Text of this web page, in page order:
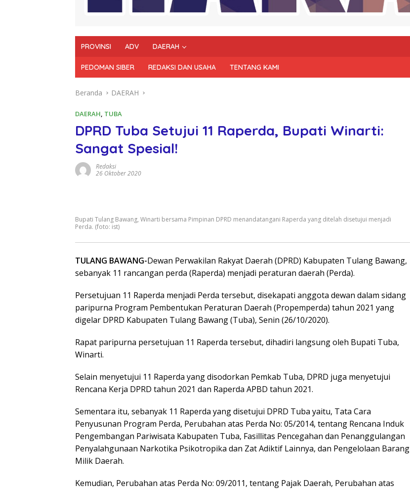
PROVINSI ADV DAERAH
PEDOMAN SIBER REDAKSI DAN USAHA TENTANG KAMI
Beranda DAERAH
DAERAH, TUBA
DPRD Tuba Setujui 11 Raperda, Bupati Winarti:
Sangat Spesial!
Redaksi
26 Oktober 2020
Bupati Tulang Bawang, Winarti bersama Pimpinan DPRD menandatangani Raperda yang ditelah disetujui menjadi
Perda. (foto: ist)
TULANG BAWANG-Dewan Perwakilan Rakyat Daerah (DPRD) Kabupaten Tulang Bawang,
sebanyak 11 rancangan perda (Raperda) menjadi peraturan daerah (Perda).
Persetujuan 11 Raperda menjadi Perda tersebut, disekapati anggota dewan dalam sidang
paripurna Program Pembentukan Peraturan Daerah (Propemperda) tahun 2021 yang
digelar DPRD Kabupaten Tulang Bawang (Tuba), Senin (26/10/2020).
Rapat paripurna persetujuan 11 Raperda tersebut, dihadiri langsung oleh Bupati Tuba,
Winarti.
Selain menyetujui 11 Raperda yang disodorkan Pemkab Tuba, DPRD juga menyetujui
Rencana Kerja DPRD tahun 2021 dan Raperda APBD tahun 2021.
Sementara itu, sebanyak 11 Raperda yang disetujui DPRD Tuba yaitu, Tata Cara
Penyusunan Program Perda, Perubahan atas Perda No: 05/2014, tentang Rencana Induk
Pengembangan Pariwisata Kabupaten Tuba, Fasillitas Pencegahan dan Penanggulangan
Penyalahgunaan Narkotika Psikotropika dan Zat Adiktif Lainnya, dan Pengelolaan Barang
Milik Daerah.
Kemudian, Perubahan atas Perda No: 09/2011, tentang Pajak Daerah, Perubahan atas